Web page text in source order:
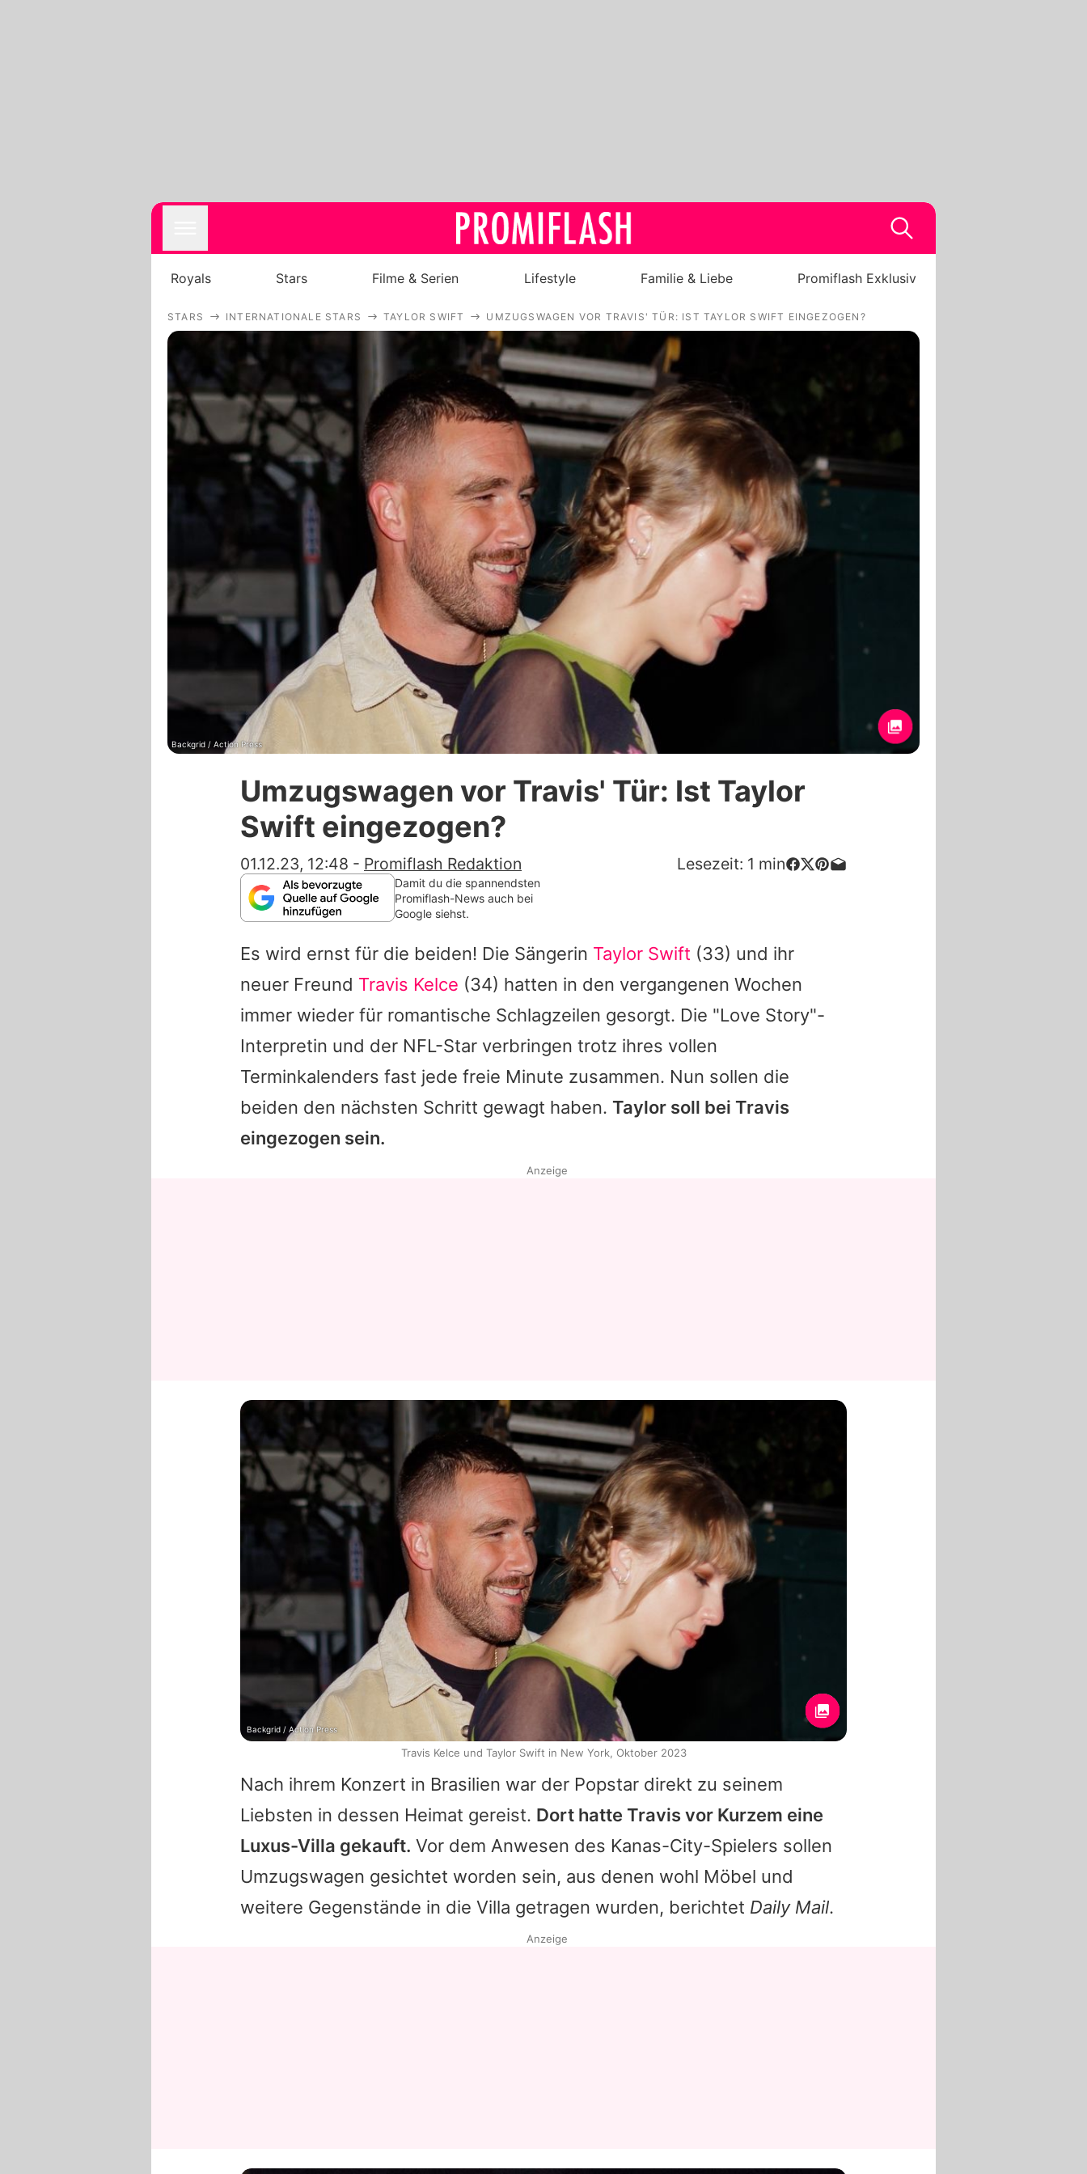
Royals
Stars
Filme & Serien
Lifestyle
Familie & Liebe
Promiflash Exklusiv
Alle Themen auf Promiflash
Jobs
App runterladen
Team
Redaktionelle Richtlinien
Impressum
Datenschutzerklärung
Nutzungsbedingungen
Utiq verwalten
Royals Stars Filme & Serien Lifestyle Familie & Liebe Promiflash Exklusiv
STARS INTERNATIONALE STARS TAYLOR SWIFT UMZUGSWAGEN VOR TRAVIS' TÜR: IST TAYLOR SWIFT EINGEZOGEN?
Backgrid / Action Press
Umzugswagen vor Travis' Tür: Ist Taylor
Swift eingezogen?
01.12.23, 12:48 - Promiflash Redaktion Lesezeit: 1 min
Damit du die spannendsten
Promiflash-News auch bei
Google siehst.
Es wird ernst für die beiden! Die Sängerin Taylor Swift (33) und ihr
neuer Freund Travis Kelce (34) hatten in den vergangenen Wochen
immer wieder für romantische Schlagzeilen gesorgt. Die "Love Story"-
Interpretin und der NFL-Star verbringen trotz ihres vollen
Terminkalenders fast jede freie Minute zusammen. Nun sollen die
beiden den nächsten Schritt gewagt haben. Taylor soll bei Travis
eingezogen sein.
Nach ihrem Konzert in Brasilien war der Popstar direkt zu seinem
Liebsten in dessen Heimat gereist. Dort hatte Travis vor Kurzem eine
Luxus-Villa gekauft. Vor dem Anwesen des Kanas-City-Spielers sollen
Umzugswagen gesichtet worden sein, aus denen wohl Möbel und
weitere Gegenstände in die Villa getragen wurden, berichtet Daily Mail.
Anzeige
Backgrid / Action Press
Travis Kelce und Taylor Swift in New York, Oktober 2023
Anzeige